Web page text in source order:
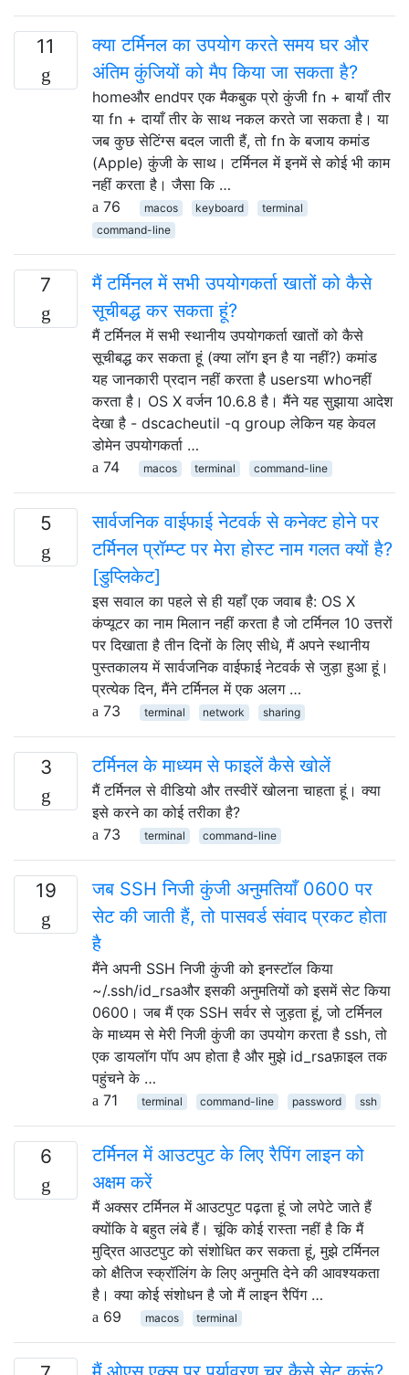
11
क्या टर्मिनल का उपयोग करते समय घर और
अंतिम कुंजियों को मैप किया जा सकता है?
homeऔर endपर एक मैकबुक प्रो कुंजी fn + बायाँ तीर
या fn + दायाँ तीर के साथ नकल करते जा सकता है। या
जब कुछ सेटिंग्स बदल जाती हैं, तो fn के बजाय कमांड
(Apple) कुंजी के साथ। टर्मिनल में इनमें से कोई भी काम
नहीं करता है। जैसा कि …
76
macos keyboard
terminal
command-line
7
मैं टर्मिनल में सभी उपयोगकर्ता खातों को कैसे
सूचीबद्ध कर सकता हूं?
मैं टर्मिनल में सभी स्थानीय उपयोगकर्ता खातों को कैसे
सूचीबद्ध कर सकता हूं (क्या लॉग इन है या नहीं?) कमांड
यह जानकारी प्रदान नहीं करता है usersया whoनहीं
करता है। OS X वर्जन 10.6.8 है। मैंने यह सुझाया आदेश
देखा है - dscacheutil -q group लेकिन यह केवल
डोमेन उपयोगकर्ता …
74
macos terminal command-line
5
सार्वजनिक वाईफाई नेटवर्क से कनेक्ट होने पर
टर्मिनल प्रॉम्प्ट पर मेरा होस्ट नाम गलत क्यों है?
[डुप्लिकेट]
इस सवाल का पहले से ही यहाँ एक जवाब है: OS X
कंप्यूटर का नाम मिलान नहीं करता है जो टर्मिनल 10 उत्तरों
पर दिखाता है तीन दिनों के लिए सीधे, मैं अपने स्थानीय
पुस्तकालय में सार्वजनिक वाईफाई नेटवर्क से जुड़ा हुआ हूं।
प्रत्येक दिन, मैंने टर्मिनल में एक अलग …
73
terminal network sharing
3 टर्मिनल के माध्यम से फाइलें कैसे खोलें
मैं टर्मिनल से वीडियो और तस्वीरें खोलना चाहता हूं। क्या
इसे करने का कोई तरीका है?
73
terminal command-line
19
जब SSH निजी कुंजी अनुमतियाँ 0600 पर
सेट की जाती हैं, तो पासवर्ड संवाद प्रकट होता
है
मैंने अपनी SSH निजी कुंजी को इनस्टॉल किया
~/.ssh/id_rsaऔर इसकी अनुमतियों को इसमें सेट किया
0600। जब मैं एक SSH सर्वर से जुड़ता हूं, जो टर्मिनल
के माध्यम से मेरी निजी कुंजी का उपयोग करता है ssh, तो
एक डायलॉग पॉप अप होता है और मुझे id_rsaफ़ाइल तक
पहुंचने के …
71
terminal command-line password ssh
6
टर्मिनल में आउटपुट के लिए रैपिंग लाइन को
अक्षम करें
मैं अक्सर टर्मिनल में आउटपुट पढ़ता हूं जो लपेटे जाते हैं
क्योंकि वे बहुत लंबे हैं। चूंकि कोई रास्ता नहीं है कि मैं
मुद्रित आउटपुट को संशोधित कर सकता हूं, मुझे टर्मिनल
को क्षैतिज स्क्रॉलिंग के लिए अनुमति देने की आवश्यकता
है। क्या कोई संशोधन है जो मैं लाइन रैपिंग …
69
macos terminal